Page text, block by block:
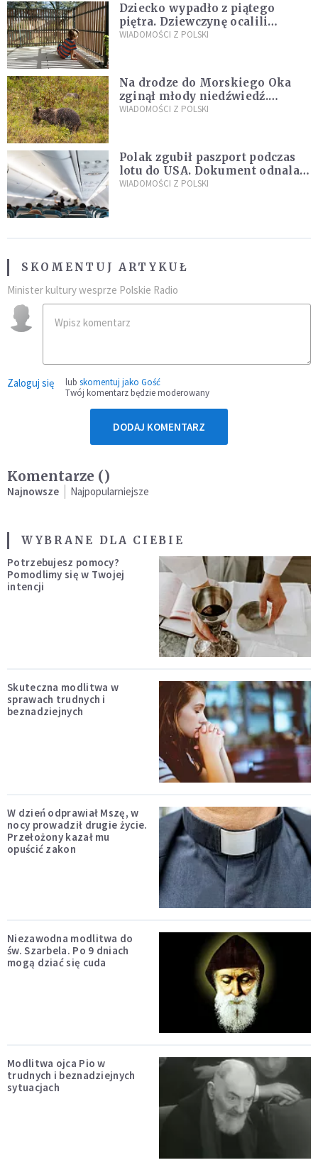
Dziecko wypadło z piątego
piętra. Dziewczynę ocalili
sąsiedzi
WIADOMOŚCI Z POLSKI
Na drodze do Morskiego Oka
zginął młody niedźwiedź.
Sprawę bada Policja i TPN
WIADOMOŚCI Z POLSKI
Polak zgubił paszport podczas
lotu do USA. Dokument odnalazł
się w nietypowym miejscu
WIADOMOŚCI Z POLSKI
SKOMENTUJ ARTYKUŁ
Minister kultury wesprze Polskie Radio
Zaloguj się lub skomentuj jako Gość
Twój komentarz będzie moderowany
DODAJ KOMENTARZ
Komentarze ()
Najnowsze Najpopularniejsze
WYBRANE DLA CIEBIE
Potrzebujesz pomocy?
Pomodlimy się w Twojej
intencji
Skuteczna modlitwa w
sprawach trudnych i
beznadziejnych
W dzień odprawiał Mszę, w
nocy prowadził drugie życie.
Przełożony kazał mu
opuścić zakon
Niezawodna modlitwa do
św. Szarbela. Po 9 dniach
mogą dziać się cuda
Modlitwa ojca Pio w
trudnych i beznadziejnych
sytuacjach